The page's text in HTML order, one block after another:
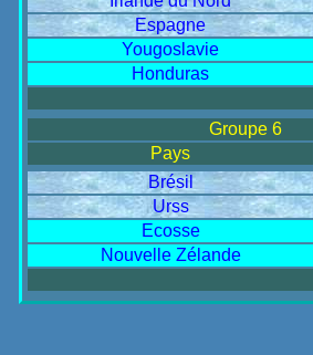
Espagne
Yougoslavie
Honduras
Groupe 6
Pays
Brésil
Urss
Ecosse
Nouvelle Zélande